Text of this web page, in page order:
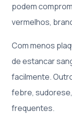
podem
vermelhos,
Com menos
de estancar
facilmente.
febre,
frequentes.